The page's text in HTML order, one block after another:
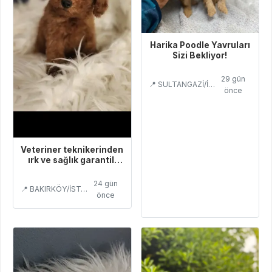
Veteriner teknikerinden
ırk ve sağlık garantili
📍 BAKIRKÖY/İSTANBUL
24 gün
önce
Harika Poodle Yavruları
Sizi Bekliyor!
📍 SULTANGAZİ/İSTANBUL
29 gün
önce